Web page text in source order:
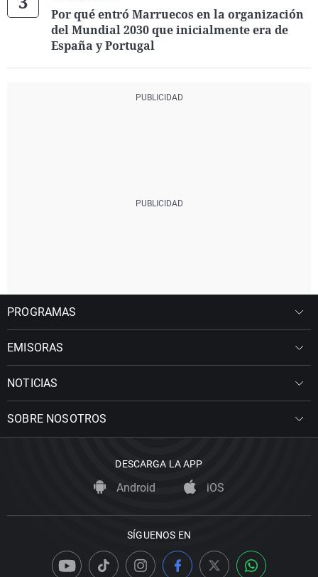
Por qué entró Marruecos en la organización
del Mundial 2030 que inicialmente era de
España y Portugal
PROGRAMAS
EMISORAS
NOTICIAS
SOBRE NOSOTROS
DESCARGA LA APP
Android iOS
SÍGUENOS EN